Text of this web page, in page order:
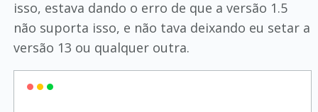
isso, estava dando o erro de que a versão 1.5
não suporta isso, e não tava deixando eu setar a
versão 13 ou qualquer outra.